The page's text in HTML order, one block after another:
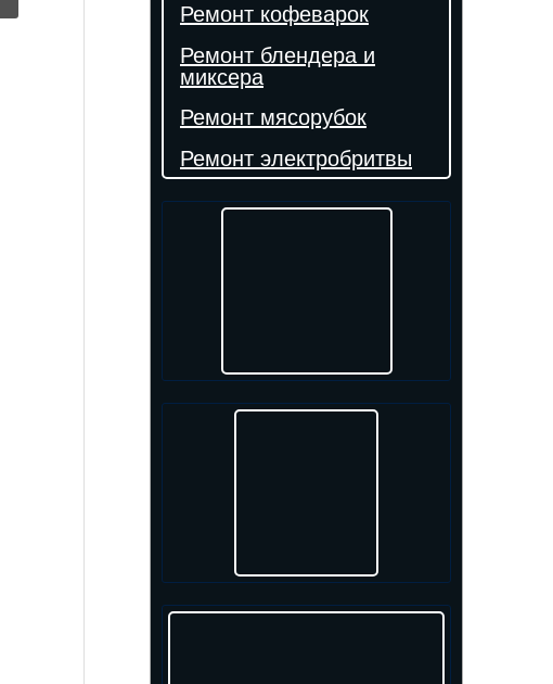
Ремонт кофеварок
Ремонт блендера и
миксера
Ремонт мясорубок
Ремонт электробритвы